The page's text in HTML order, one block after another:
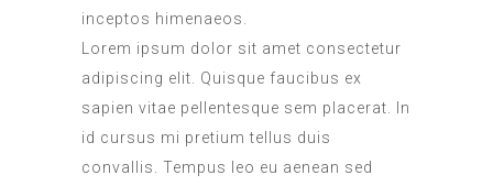
inceptos himenaeos.
Lorem ipsum dolor sit amet consectetur
adipiscing elit. Quisque faucibus ex
sapien vitae pellentesque sem placerat. In
id cursus mi pretium tellus duis
convallis. Tempus leo eu aenean sed